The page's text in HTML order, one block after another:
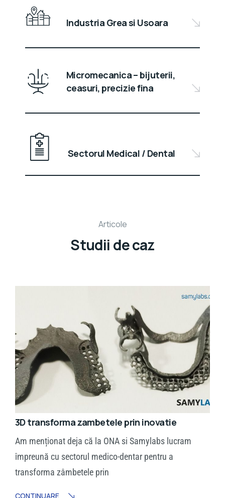
Industria Grea si Usoara
Micromecanica – bijuterii,
ceasuri, precizie fina
Sectorul Medical / Dental
Articole
Studii de caz
3D transforma zambetele prin inovatie
Am menționat deja că la ONA si Samylabs lucram
împreună cu sectorul medico-dentar pentru a
transforma zâmbetele prin
CONTINUARE